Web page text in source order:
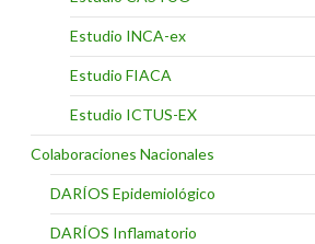
Estudio INCA-ex
Estudio FIACA
Estudio ICTUS-EX
Colaboraciones Nacionales
DARÍOS Epidemiológico
DARÍOS Inflamatorio